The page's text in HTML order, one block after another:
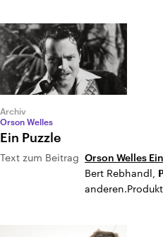
Archiv
Orson Welles
Ein Puzzle
Text zum Beitrag Orson Welles
Bert Rebhandl,